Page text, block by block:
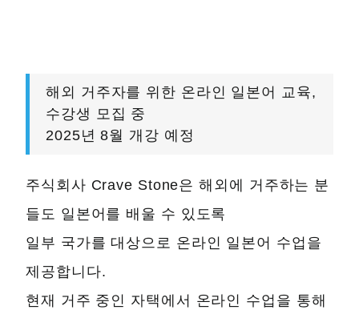
해외 거주자를 위한 온라인 일본어 교육,
수강생 모집 중
2025년 8월 개강 예정
주식회사 Crave Stone은 해외에 거주하는 분
들도 일본어를 배울 수 있도록
일부 국가를 대상으로 온라인 일본어 수업을
제공합니다.
현재 거주 중인 자택에서 온라인 수업을 통해